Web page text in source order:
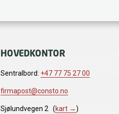
HOVEDKONTOR
Sentralbord: +47 77 75 27 00
firmapost@consto.no
Sjølundvegen 2 (kart →)